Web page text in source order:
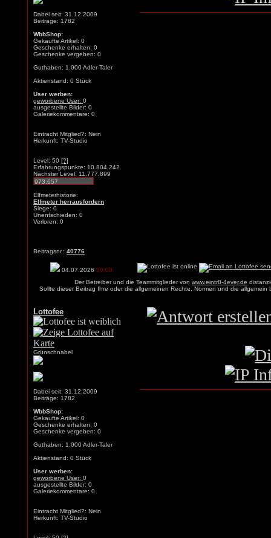
Dabei seit: 31.12.2009
Beiträge: 1782
WbbShop:
Gekaufte Artikel: 0
Geschenke erhalten: 0
Geschenke vergeben: 0
Guthaben: 1.000 Adler-Taler
Aktienstand: 0 Stück
User werben:
geworbene User: 0
ausgestellte Bilder: 0
Galeriekommentare: 0
Eintracht Mitglied?: Nein
Herkunft: TV-Studio
Level: 50 [?]
Erfahrungspunkte: 10.804.242
Nächster Level: 11.777.899
Elfmeterhistorie:
Elfmeter herrausfordern
Siege: 0
Unentschieden: 0
Verloren: 0
Beitragsnr.: 40776
04.07.2026 00:00
Der Betreiber und die Teammitglieder von www.eintr8-4ever.de
Sollte dieser Beitrag Ihre oder die allgemeinen Rechte, Normen und die
Lottofee
Grünschnabel
Dabei seit: 31.12.2009
Beiträge: 1782
WbbShop:
Gekaufte Artikel: 0
Geschenke erhalten: 0
Geschenke vergeben: 0
Guthaben: 1.000 Adler-Taler
Aktienstand: 0 Stück
User werben:
geworbene User: 0
ausgestellte Bilder: 0
Galeriekommentare: 0
Eintracht Mitglied?: Nein
Herkunft: TV-Studio